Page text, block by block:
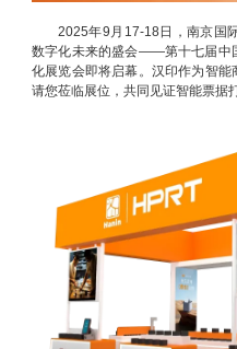
2025年9月17-18日，南京国
数字化未来的盛会——第十七届中
化展览会即将启幕。汉印作为智
请您莅临展位，共同见证智能票据